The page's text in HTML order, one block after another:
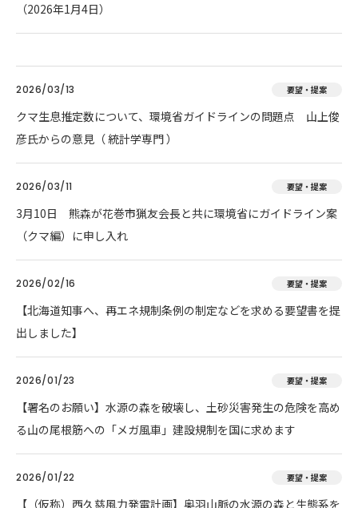
（2026年1月4日）
2026/03/13 要望・提案
クマ生息推定数について、環境省ガイドラインの問題点 山上俊
彦氏からの意見（ 統計学専門 ）
2026/03/11 要望・提案
3月10日 熊森が花巻市猟友会長と共に環境省にガイドライン案
（クマ編）に申し入れ
2026/02/16 要望・提案
【北海道知事へ、再エネ規制条例の制定などを求める要望書を提
出しました】
2026/01/23 要望・提案
【署名のお願い】水源の森を破壊し、土砂災害発生の危険を高め
る山の尾根筋への「メガ風車」建設規制を国に求めます
2026/01/22 要望・提案
【（仮称）西久慈風力発電計画】奥羽山脈の水源の森と生態系を